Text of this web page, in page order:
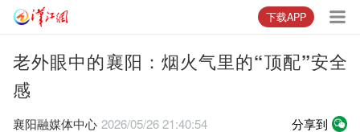
下载APP
老外眼中的襄阳：烟火气里的“顶配”安全
感
襄阳融媒体中心 2026/05/26 21:40:54 分享到